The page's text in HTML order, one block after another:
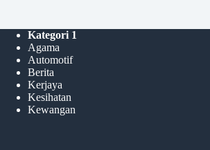
Kategori 1
Agama
Automotif
Berita
Kerjaya
Kesihatan
Kewangan